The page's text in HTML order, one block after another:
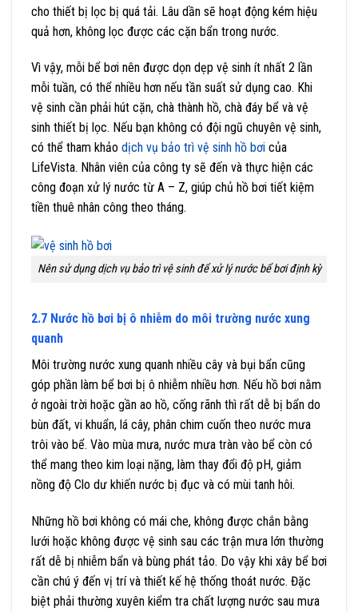
cho thiết bị lọc bị quá tải. Lâu dần sẽ hoạt động kém hiệu
quả hơn, không lọc được các cặn bẩn trong nước.
Vì vậy, mỗi bể bơi nên được dọn dẹp vệ sinh ít nhất 2 lần
mỗi tuần, có thể nhiều hơn nếu tần suất sử dụng cao. Khi
vệ sinh cần phải hút cặn, chà thành hồ, chà đáy bể và vệ
sinh thiết bị lọc. Nếu bạn không có đội ngũ chuyên vệ sinh,
có thể tham khảo dịch vụ bảo trì vệ sinh hồ bơi của
LifeVista. Nhân viên của công ty sẽ đến và thực hiện các
công đoạn xử lý nước từ A – Z, giúp chủ hồ bơi tiết kiệm
tiền thuê nhân công theo tháng.
Nên sử dụng dịch vụ bảo trì vệ sinh để xử lý nước bể bơi định kỳ
2.7 Nước hồ bơi bị ô nhiễm do môi trường nước xung
quanh
Môi trường nước xung quanh nhiều cây và bụi bẩn cũng
góp phần làm bể bơi bị ô nhiễm nhiều hơn. Nếu hồ bơi nằm
ở ngoài trời hoặc gần ao hồ, cống rãnh thì rất dễ bị bẩn do
bùn đất, vi khuẩn, lá cây, phân chim cuốn theo nước mưa
trôi vào bể. Vào mùa mưa, nước mưa tràn vào bể còn có
thể mang theo kim loại nặng, làm thay đổi độ pH, giảm
nồng độ Clo dư khiến nước bị đục và có mùi tanh hôi.
Những hồ bơi không có mái che, không được chắn bằng
lưới hoặc không được vệ sinh sau các trận mưa lớn thường
rất dễ bị nhiễm bẩn và bùng phát tảo. Do vậy khi xây bể bơi
cần chú ý đến vị trí và thiết kế hệ thống thoát nước. Đặc
biệt phải thường xuyên kiểm tra chất lượng nước sau mưa